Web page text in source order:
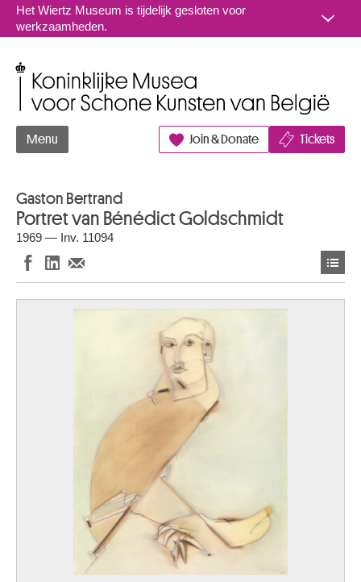
Naar inhoud
Het Wiertz Museum is tijdelijk gesloten voor
werkzaamheden.
Menu Join & Donate Tickets
Gaston Bertrand
Portret van Bénédict Goldschmidt
1969 — Inv. 11094